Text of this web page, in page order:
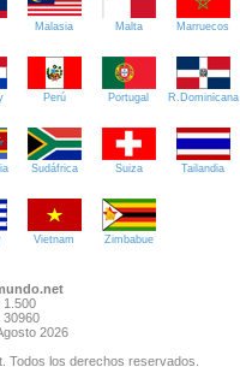
Malasia Malta Marruecos
Perú Portugal R.Dominicana
Sudáfrica Suiza Tailandia
Vietnam Zimbabue
1.500
30960
2026
Todos los derechos reservados.